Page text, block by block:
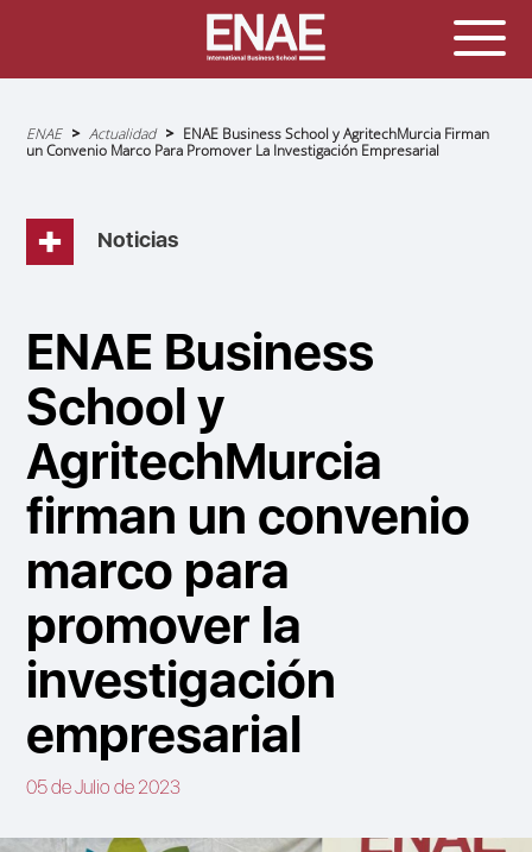
Sobrescribir
enlaces
de
navegación
ENAE Actualidad
ENAE Business School y AgritechMurcia Firman
un Convenio Marco Para Promover La Investigación Empresarial
Noticias
ENAE Business
School y
AgritechMurcia
firman un convenio
marco para
promover la
investigación
empresarial
05 de Julio de 2023